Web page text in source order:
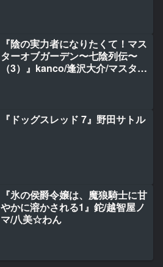
『陰の実力者になりたくて！マス
ターオブガーデン〜七陰列伝〜
（3）』kanco/逢沢大介/マスター
『ドッグスレッド 7』野田サトル
『氷の侯爵令嬢は、魔狼騎士に甘
やかに溶かされる1』鉈/越智屋ノ
マ/八美☆わん